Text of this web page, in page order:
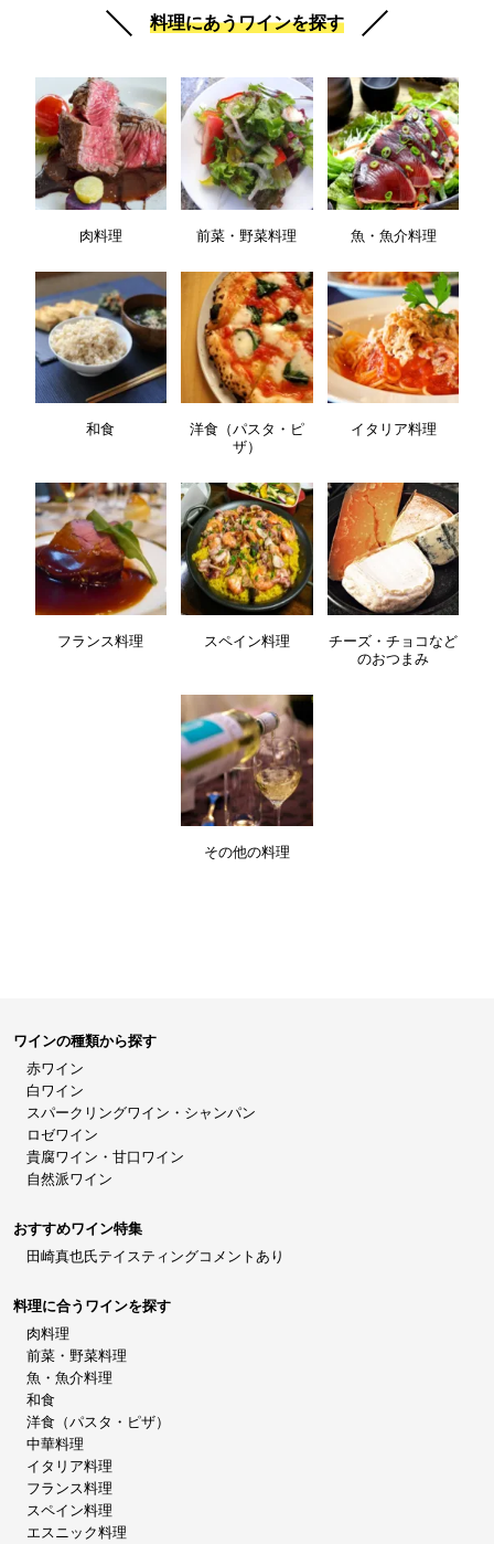
料理にあうワインを探す
肉料理 前菜・野菜料理 魚・魚介料理
和食
洋食（パスタ・ピ
ザ）
イタリア料理
フランス料理 スペイン料理
チーズ・チョコなど
のおつまみ
その他の料理
ワインの種類から探す
赤ワイン
白ワイン
スパークリングワイン・シャンパン
ロゼワイン
貴腐ワイン・甘口ワイン
自然派ワイン
おすすめワイン特集
田崎真也氏テイスティングコメントあり
料理に合うワインを探す
肉料理
前菜・野菜料理
魚・魚介料理
和食
洋食（パスタ・ピザ）
中華料理
イタリア料理
フランス料理
スペイン料理
エスニック料理